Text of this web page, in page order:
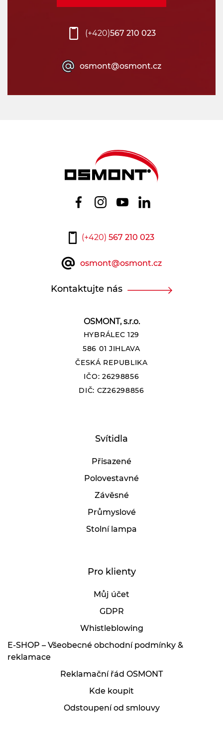
(+420)567 210 023
osmont@osmont.cz
OSMONT, s.r.o.
HYBRÁLEC 129
586 01 JIHLAVA
ČESKÁ REPUBLIKA
IČO: 26298856
DIČ: CZ26298856
Svítidla
Přisazené
Polovestavné
Závěsné
Průmyslové
Stolní lampa
Pro klienty
Můj účet
GDPR
Whistleblowing
E-SHOP – Všeobecné obchodní podmínky &
reklamace
Reklamační řád OSMONT
Kde koupit
Odstoupení od smlouvy
(+420) 567 210 023
osmont@osmont.cz
Kontaktujte nás